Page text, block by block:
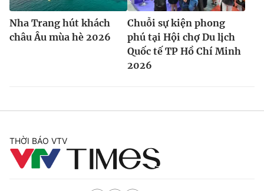
Nha Trang hút khách
châu Âu mùa hè 2026
Chuỗi sự kiện phong
phú tại Hội chợ Du lịch
Quốc tế TP Hồ Chí Minh
2026
THỜI BÁO VTV